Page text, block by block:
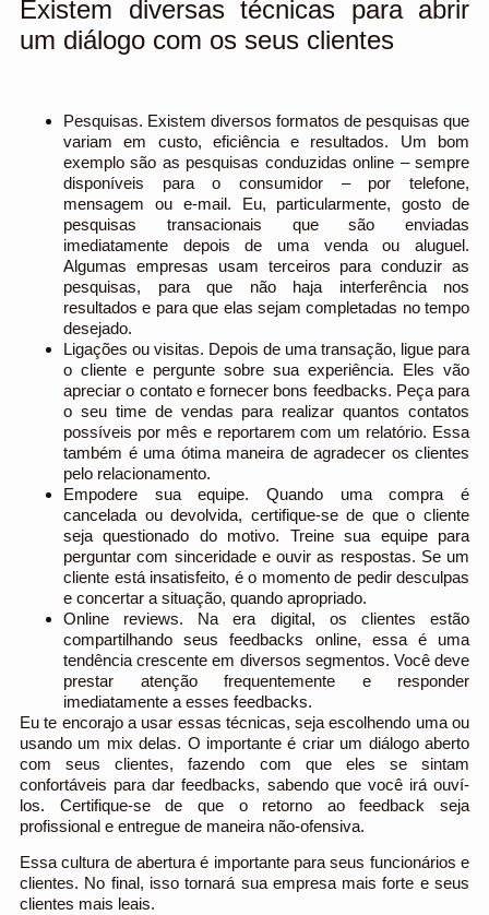
Existem diversas técnicas para abrir
um diálogo com os seus clientes
Pesquisas. Existem diversos formatos de pesquisas que
variam em custo, eficiência e resultados. Um bom
exemplo são as pesquisas conduzidas online – sempre
disponíveis para o consumidor – por telefone,
mensagem ou e-mail. Eu, particularmente, gosto de
pesquisas transacionais que são enviadas
imediatamente depois de uma venda ou aluguel.
Algumas empresas usam terceiros para conduzir as
pesquisas, para que não haja interferência nos
resultados e para que elas sejam completadas no tempo
desejado.
Ligações ou visitas. Depois de uma transação, ligue para
o cliente e pergunte sobre sua experiência. Eles vão
apreciar o contato e fornecer bons feedbacks. Peça para
o seu time de vendas para realizar quantos contatos
possíveis por mês e reportarem com um relatório. Essa
também é uma ótima maneira de agradecer os clientes
pelo relacionamento.
Empodere sua equipe. Quando uma compra é
cancelada ou devolvida, certifique-se de que o cliente
seja questionado do motivo. Treine sua equipe para
perguntar com sinceridade e ouvir as respostas. Se um
cliente está insatisfeito, é o momento de pedir desculpas
e concertar a situação, quando apropriado.
Online reviews. Na era digital, os clientes estão
compartilhando seus feedbacks online, essa é uma
tendência crescente em diversos segmentos. Você deve
prestar atenção frequentemente e responder
imediatamente a esses feedbacks.
Eu te encorajo a usar essas técnicas, seja escolhendo uma ou
usando um mix delas. O importante é criar um diálogo aberto
com seus clientes, fazendo com que eles se sintam
confortáveis para dar feedbacks, sabendo que você irá ouví-
los. Certifique-se de que o retorno ao feedback seja
profissional e entregue de maneira não-ofensiva.
Essa cultura de abertura é importante para seus funcionários e
clientes. No final, isso tornará sua empresa mais forte e seus
clientes mais leais.